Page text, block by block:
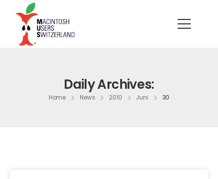
Daily Archives:
Home News 2010 Juni 30